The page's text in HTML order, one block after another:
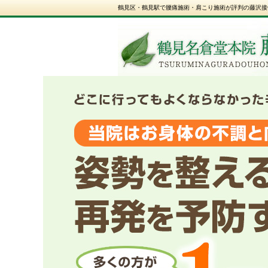
鶴見区・鶴見駅で腰痛施術・肩こり施術が評判の藤沢